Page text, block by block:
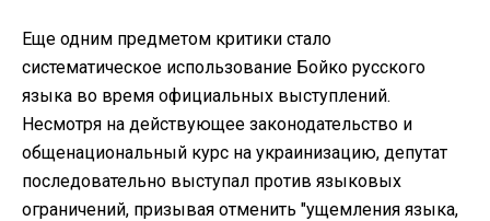
Еще одним предметом критики стало
систематическое использование Бойко русского
языка во время официальных выступлений.
Несмотря на действующее законодательство и
общенациональный курс на украинизацию, депутат
последовательно выступал против языковых
ограничений, призывая отменить "ущемления языка,